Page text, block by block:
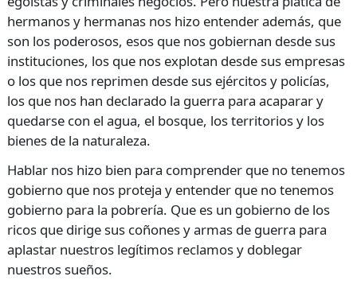
hermanos y hermanas nos hizo entender además, que
son los poderosos, esos que nos gobiernan desde sus
instituciones, los que nos explotan desde sus empresas
o los que nos reprimen desde sus ejércitos y policías,
los que nos han declarado la guerra para acaparar y
quedarse con el agua, el bosque, los territorios y los
bienes de la naturaleza.
Hablar nos hizo bien para comprender que no tenemos
gobierno que nos proteja y entender que no tenemos
gobierno para la pobrería. Que es un gobierno de los
ricos que dirige sus coñones y armas de guerra para
aplastar nuestros legítimos reclamos y doblegar
nuestros sueños.